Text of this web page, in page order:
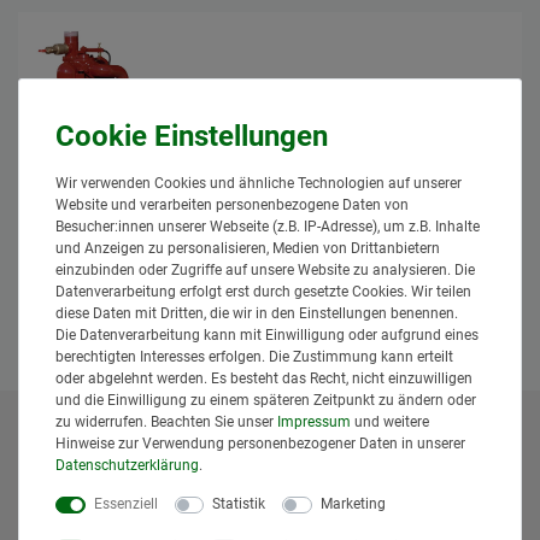
Battioni Pagani BP Güllekompressor
Kompressor MEC 8000M max 1,5 bar
1.975,95 € *
Lieferzeit: 1 bis 3 Tage*
In den Warenkorb
inkl. MwSt.zzgl.Versand
* Alle Preise inklusive gesetzlicher Mehrwertsteuer und
zuzüglichVersandkosten
Artikeln bei Bestellungen bis 14 Uhr und Sofortbezahlung
Wir verwenden Cookies und ähnliche Technologien auf unserer
Website und verarbeiten personenbezogene Daten von
Besucher:innen unserer Webseite (z.B. IP-Adresse), um z.B. Inhalte
und Anzeigen zu personalisieren, Medien von Drittanbietern
einzubinden oder Zugriffe auf unsere Website zu analysieren. Die
Datenverarbeitung erfolgt erst durch gesetzte Cookies. Wir teilen
diese Daten mit Dritten, die wir in den Einstellungen benennen.
Die Datenverarbeitung kann mit Einwilligung oder aufgrund eines
berechtigten Interesses erfolgen. Die Zustimmung kann erteilt
oder abgelehnt werden. Es besteht das Recht, nicht einzuwilligen
und die Einwilligung zu einem späteren Zeitpunkt zu ändern oder
zu widerrufen. Beachten Sie unser Impressum und weitere
Hinweise zur Verwendung personenbezogener Daten in unserer
Daten­schutz­erklärung.
Essenziell Statistik Marketing